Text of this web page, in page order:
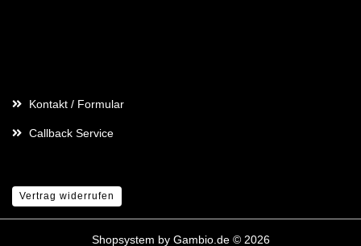
Kontakt / Formular
Callback Service
Vertrag widerrufen
Shopsystem by Gambio.de © 2026